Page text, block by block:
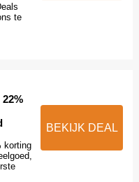
te
korting
BEKIJK DEAL